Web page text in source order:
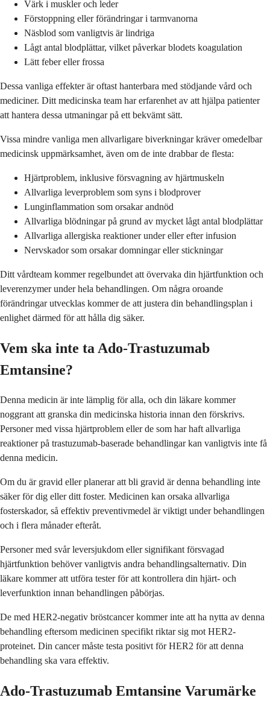
Värk i muskler och leder
Förstoppning eller förändringar i tarmvanorna
Näsblod som vanligtvis är lindriga
Lågt antal blodplättar, vilket påverkar blodets koagulation
Lätt feber eller frossa
Dessa vanliga effekter är oftast hanterbara med stödjande vård och
mediciner. Ditt medicinska team har erfarenhet av att hjälpa patienter
att hantera dessa utmaningar på ett bekvämt sätt.
Vissa mindre vanliga men allvarligare biverkningar kräver omedelbar
medicinsk uppmärksamhet, även om de inte drabbar de flesta:
Hjärtproblem, inklusive försvagning av hjärtmuskeln
Allvarliga leverproblem som syns i blodprover
Lunginflammation som orsakar andnöd
Allvarliga blödningar på grund av mycket lågt antal blodplättar
Allvarliga allergiska reaktioner under eller efter infusion
Nervskador som orsakar domningar eller stickningar
Ditt vårdteam kommer regelbundet att övervaka din hjärtfunktion och
leverenzymer under hela behandlingen. Om några oroande
förändringar utvecklas kommer de att justera din behandlingsplan i
enlighet därmed för att hålla dig säker.
Vem ska inte ta Ado-Trastuzumab
Emtansine?
Denna medicin är inte lämplig för alla, och din läkare kommer
noggrant att granska din medicinska historia innan den förskrivs.
Personer med vissa hjärtproblem eller de som har haft allvarliga
reaktioner på trastuzumab-baserade behandlingar kan vanligtvis inte få
denna medicin.
Om du är gravid eller planerar att bli gravid är denna behandling inte
säker för dig eller ditt foster. Medicinen kan orsaka allvarliga
fosterskador, så effektiv preventivmedel är viktigt under behandlingen
och i flera månader efteråt.
Personer med svår leversjukdom eller signifikant försvagad
hjärtfunktion behöver vanligtvis andra behandlingsalternativ. Din
läkare kommer att utföra tester för att kontrollera din hjärt- och
leverfunktion innan behandlingen påbörjas.
De med HER2-negativ bröstcancer kommer inte att ha nytta av denna
behandling eftersom medicinen specifikt riktar sig mot HER2-
proteinet. Din cancer måste testa positivt för HER2 för att denna
behandling ska vara effektiv.
Ado-Trastuzumab Emtansine Varumärke